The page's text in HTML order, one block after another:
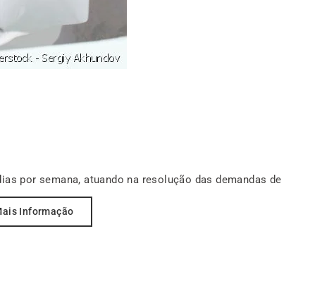
por semana, atuando na resolução das demandas de
Informação